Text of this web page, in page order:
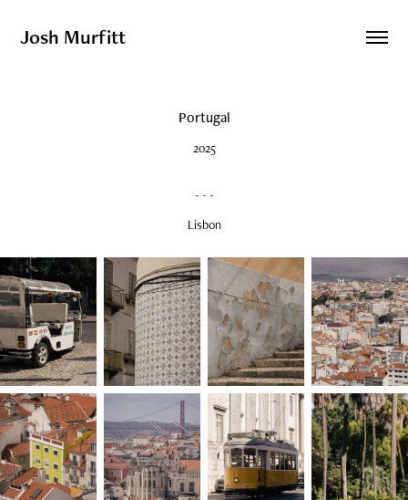
Josh Murfitt
Portugal
2025
- - -
Lisbon